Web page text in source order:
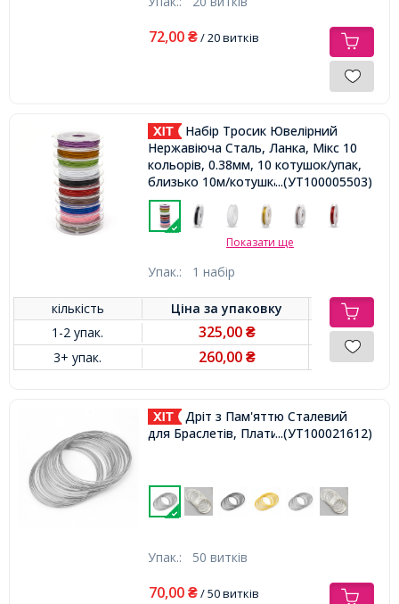
72,00 ₴/ 20 витків
Набір Тросик Ювелірний
Нержавіюча Сталь, Ланка, Мікс 10
кольорів, 0.38мм, 10 котушок/упак,
близько 10м/котушка,...(УТ100005503)
Показати ще
Упак.: 1 набір
кількість Ціна заупаковку
1-2 упак.
325,00 ₴
3+ упак. 260,00 ₴
Дріт з Пам'яттю Сталевий
для Браслетів, Платина, 50х0.6мм,
...(УТ100021612)
Упак.: 50 витків
70,00 ₴/ 50 витків